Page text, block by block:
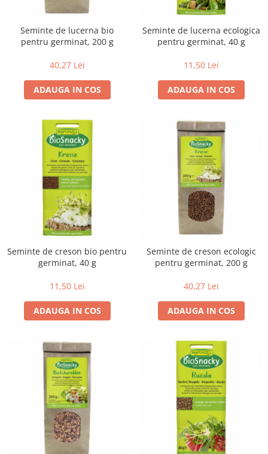
Paste bio integrale
Paste fainoase bio
Conserve de peste bio
Crenvursti si pateu din carne bio
Pateu bio si creme vegetale
Sosuri bio
Produse din tomate
Sosuri bio din tomate
Sucuri si bauturi bio
Lapte bio si bauturi vegetale
Sucuri din fructe si legume bio
Superalimente
Pudre proteice bio
Superalimente bio
Uleiuri, grasimi si otet
Grasimi bio
Ulei de masline bio
Uleiuri esentiale alimentare bio
Uleiuri Oxyguard
Seminte de lucerna bio
pentru germinat, 200 g
40,27 Lei
ADAUGA IN COS
Seminte de lucerna ecologica
pentru germinat, 40 g
11,50 Lei
ADAUGA IN COS
Seminte de creson bio pentru
germinat, 40 g
11,50 Lei
ADAUGA IN COS
Seminte de creson ecologic
pentru germinat, 200 g
40,27 Lei
ADAUGA IN COS